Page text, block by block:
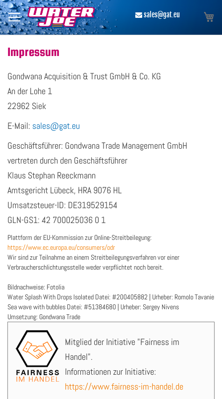
Direkt
zum
Inhalt
​ sales@gat.eu
Impressum
Gondwana Acquisition & Trust GmbH & Co. KG
An der Lohe 1
22962 Siek
E-Mail: sales@gat.eu
Geschäftsführer: Gondwana Trade Management GmbH
vertreten durch den Geschäftsführer
Klaus Stephan Reeckmann
Amtsgericht Lübeck, HRA 9076 HL
Umsatzsteuer-ID: DE319529154
GLN-GS1: 42 700025036 0 1
Plattform der EU-Kommission zur Online-Streitbeilegung:
https://www.ec.europa.eu/consumers/odr
Wir sind zur Teilnahme an einem Streitbeilegungsverfahren vor einer
Verbraucherschlichtungsstelle weder verpflichtet noch bereit.
Bildnachweise: Fotolia
Water Splash With Drops Isolated Datei: #200405882 | Urheber: Romolo Tavanie
Sea wave with bubbles Datei: #51384680 | Urheber: Sergey Nivens
Umsetzung: Gondwana Trade
Mitglied der Initiative "Fairness im
Handel".
Informationen zur Initiative:
https://www.fairness-im-handel.de